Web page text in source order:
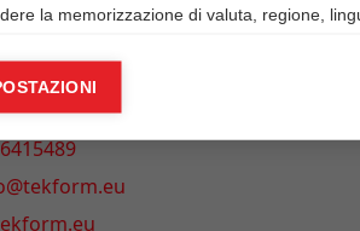
INFORMAZIONI
la memorizzazione di valuta, regione,
analitici ci aiutano a migliorare il nostro
Google Analytics